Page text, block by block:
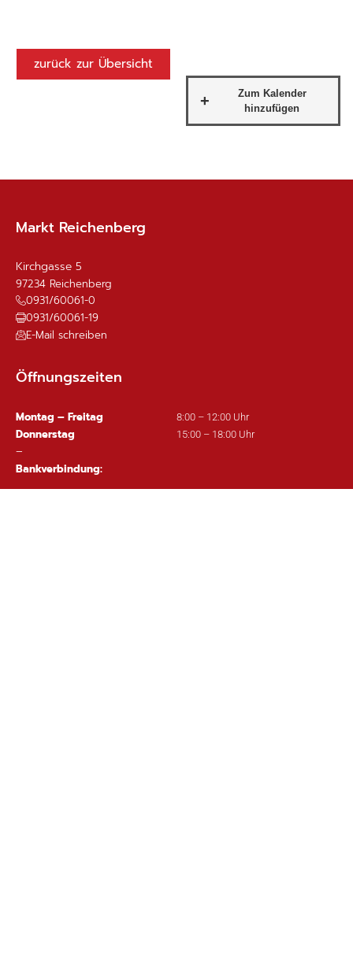
zurück zur Übersicht
Markt Reichenberg
Kirchgasse 5
97234 Reichenberg
0931/60061-0
0931/60061-19
E-Mail schreiben
Öffnungszeiten
Montag – Freitag 8:00 – 12:00 Uhr
Donnerstag 15:00 – 18:00 Uhr
–
Bankverbindung: